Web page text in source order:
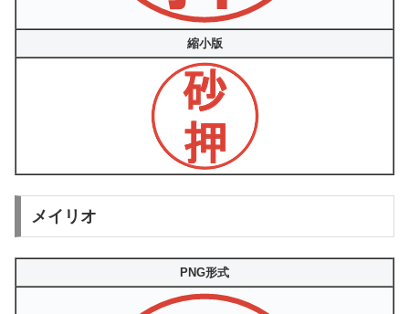
縮小版
メイリオ
PNG形式